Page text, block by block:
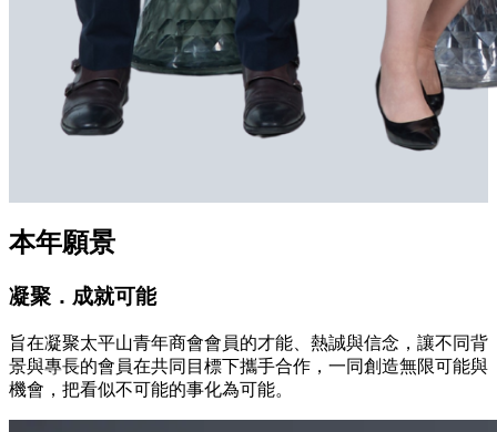
本年願景
凝聚．成就可能
旨在凝聚太平山青年商會會員的才能、熱誠與信念，讓不同背
景與專長的會員在共同目標下攜手合作，一同創造無限可能與
機會，把看似不可能的事化為可能。